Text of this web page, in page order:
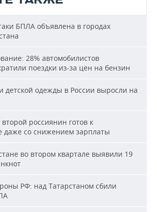
БПЛА объявлена в городах
28% автомобилистов
поездки из-за цен на бензин
детской одежды в России выросли на
россиянин готов к
даже со снижением зарплаты
во втором квартале выявили 19
РФ: над Татарстаном сбили